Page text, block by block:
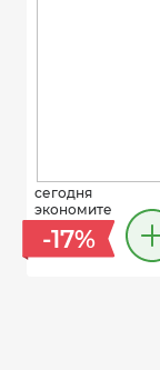
сегодня
экономите
-17%